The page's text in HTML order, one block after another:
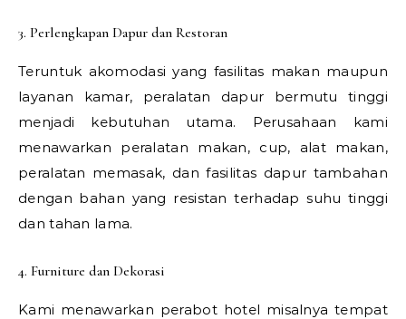
3. Perlengkapan Dapur dan Restoran
Teruntuk akomodasi yang fasilitas makan maupun
layanan kamar, peralatan dapur bermutu tinggi
menjadi kebutuhan utama. Perusahaan kami
menawarkan peralatan makan, cup, alat makan,
peralatan memasak, dan fasilitas dapur tambahan
dengan bahan yang resistan terhadap suhu tinggi
dan tahan lama.
4. Furniture dan Dekorasi
Kami menawarkan perabot hotel misalnya tempat